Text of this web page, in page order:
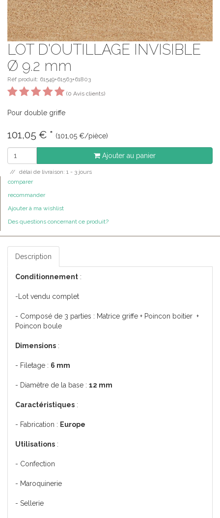
LOT D'OUTILLAGE INVISIBLE
Ø 9.2 mm
Réf produit: 61549+61563+61803
(0 Avis clients)
Pour double griffe
101,05 € * (101,05 €/pièce)
Ajouter au panier
délai de livraison: 1 - 3 jours
comparer
recommander
Ajouter à ma wishlist
Des questions concernant ce produit?
Description
Conditionnement :
-Lot vendu complet
- Composé de 3 parties : Matrice griffe + Poincon boitier +
Poincon boule
Dimensions :
- Filetage : 6 mm
- Diamètre de la base : 12 mm
Caractéristiques :
- Fabrication : Europe
Utilisations :
- Confection
- Maroquinerie
- Sellerie